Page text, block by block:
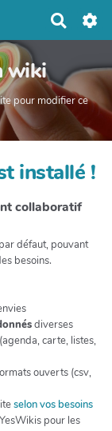
e
r
c
e
wiki
pour modifier ce
installé !
collaboratif
défaut, pouvant
besoins.
diverses
(agenda, carte, listes,
ouverts (csv,
selon vos besoins
pour les